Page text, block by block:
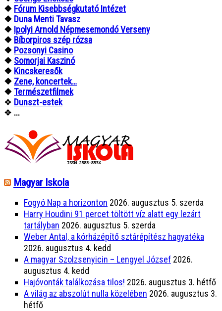
❖ Fórum Kisebbségkutató Intézet
❖ Duna Menti Tavasz
❖ Ipolyi Arnold Népmesemondó Verseny
❖ Bíborpiros szép rózsa
❖ Pozsonyi Casino
❖ Somorjai Kaszinó
❖ Kincskeresők
❖ Zene, koncertek…
❖Természetfilmek
❖ Dunszt-estek
❖ ...
Magyar Iskola
Fogyó Nap a horizonton 2026. augusztus 5. szerda
Harry Houdini 91 percet töltött víz alatt egy lezárt
tartályban 2026. augusztus 5. szerda
Weber Antal, a kórházépítő sztárépítész hagyatéka
2026. augusztus 4. kedd
A magyar Szolzsenyicin – Lengyel József 2026.
augusztus 4. kedd
Hajóvonták találkozása tilos! 2026. augusztus 3. hétfő
A világ az abszolút nulla közelében 2026. augusztus 3.
hétfő